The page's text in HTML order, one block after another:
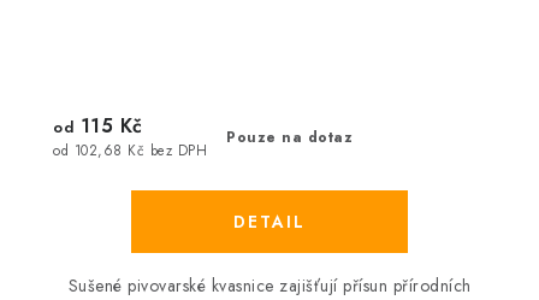
Pouze na dotaz
od 102,68 Kč bez DPH
od 115 Kč
Sušené pivovarské kvasnice zajišťují přísun přírodních